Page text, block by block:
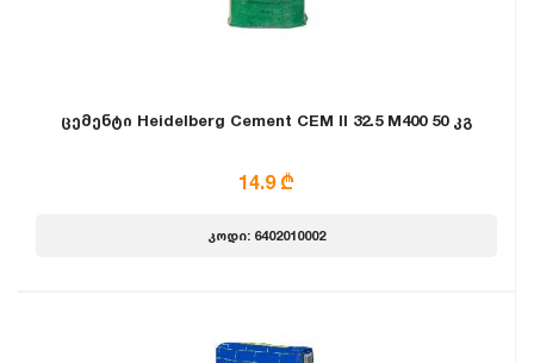
ცემენტი Heidelberg Cement CEM II 32.5 M400 50 კგ
14.9 ₾
კოდი: 6402010002